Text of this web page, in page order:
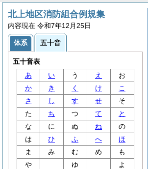
北上地区消防組合例規集
内容現在 令和7年12月25日
体系 五十音
五十音表
あ
い う え
お
か
き く け
こ
さ
し す せ
そ
た
ち つ て
と
な
に ぬ ね
の
は
ひ ふ へ
ほ
ま
み む め
も
や
ゆ
よ